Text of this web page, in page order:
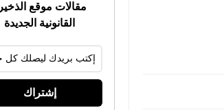
مقالات موقع
القانونية الجديدة
إشتراك